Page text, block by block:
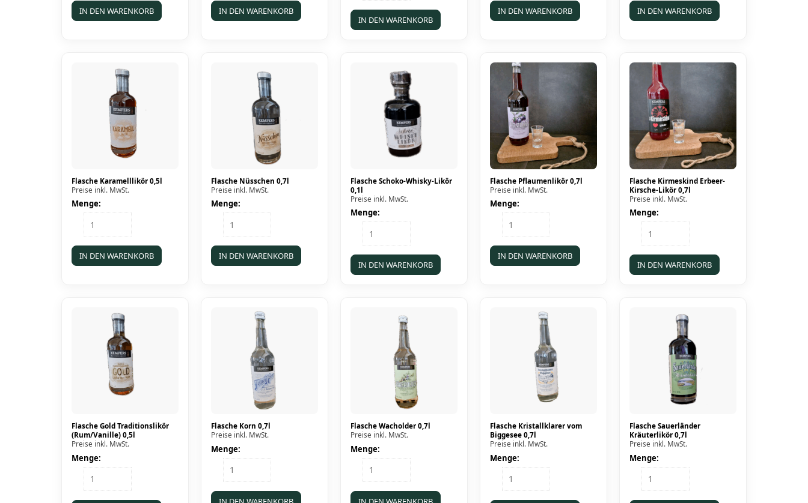
0,1l
Menge
IN DEN WARENKORB
Menge
IN DEN WARENKORB
Whisky
0,7l
IN DEN WARENKORB
0,1l
Menge
IN DEN WARENKORB
Likör
0,5l
IN DEN WARENKORB
Flasche Karamelllikör 0,5l
Preise inkl. MwSt.
Menge:
Flasche
Karamelllikör
Menge
IN DEN WARENKORB
Flasche Nüsschen 0,7l
Preise inkl. MwSt.
Menge:
Flasche
Nüsschen
Menge
IN DEN WARENKORB
Flasche Schoko-Whisky-Likör
0,1l
Preise inkl. MwSt.
Menge:
Flasche
Schoko-
Likör
0,1l
IN DEN WARENKORB
Flasche Pflaumenlikör 0,7l
Preise inkl. MwSt.
Menge:
Flasche
Pflaumenlikör
Menge
IN DEN WARENKORB
Flasche Kirmeskind Erbeer-
Kirsche-Likör 0,7l
Preise inkl. MwSt.
Menge:
Flasche
Kirmeskind
Kirsche-
Likör
IN DEN WARENKORB
Flasche Gold Traditionslikör
(Rum/Vanille) 0,5l
Preise inkl. MwSt.
Menge:
Flasche
Gold
Flasche Korn 0,7l
Preise inkl. MwSt.
Menge:
Flasche
Korn
Menge
Flasche Wacholder 0,7l
Preise inkl. MwSt.
Menge:
Flasche
Wacholder
Menge
Flasche Kristallklarer vom
Biggesee 0,7l
Preise inkl. MwSt.
Menge:
Flasche
Kristallklarer
Flasche Sauerländer
Kräuterlikör 0,7l
Preise inkl. MwSt.
Menge:
Flasche
Sauerländer